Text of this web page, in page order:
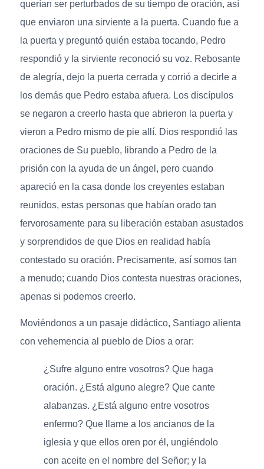
querían ser perturbados de su tiempo de oración, así
que enviaron una sirviente a la puerta. Cuando fue a
la puerta y preguntó quién estaba tocando, Pedro
respondió y la sirviente reconoció su voz. Rebosante
de alegría, dejo la puerta cerrada y corrió a decirle a
los demás que Pedro estaba afuera. Los discípulos
se negaron a creerlo hasta que abrieron la puerta y
vieron a Pedro mismo de pie allí. Dios respondió las
oraciones de Su pueblo, librando a Pedro de la
prisión con la ayuda de un ángel, pero cuando
apareció en la casa donde los creyentes estaban
reunidos, estas personas que habían orado tan
fervorosamente para su liberación estaban asustados
y sorprendidos de que Dios en realidad había
contestado su oración. Precisamente, así somos tan
a menudo; cuando Dios contesta nuestras oraciones,
apenas si podemos creerlo.
Moviéndonos a un pasaje didáctico, Santiago alienta
con vehemencia al pueblo de Dios a orar:
¿Sufre alguno entre vosotros? Que haga
oración. ¿Está alguno alegre? Que cante
alabanzas. ¿Está alguno entre vosotros
enfermo? Que llame a los ancianos de la
iglesia y que ellos oren por él, ungiéndolo
con aceite en el nombre del Señor; y la